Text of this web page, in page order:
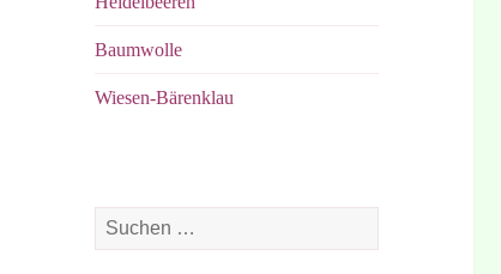
Baumwolle
Wiesen-Bärenklau
Suchen
nach: